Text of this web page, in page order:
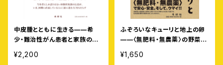
中皮腫とともに生きる——希
少・難治性がん患者と家族の26
¥2,200
ふぞろいなキューリと地上の卵
——〈無肥料・無農薬〉の野菜と
する北海道豊浦町の農家のおじ
¥1,650